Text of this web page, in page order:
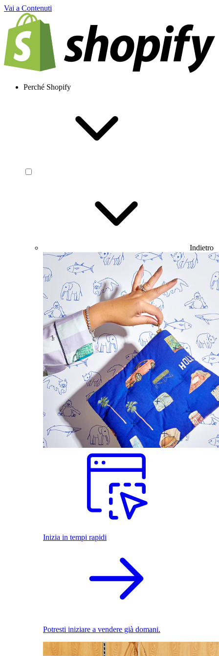
Vai a Contenuti
Perché Shopify
Indietro
Inizia in tempi rapidi
Potresti iniziare a vendere già domani.